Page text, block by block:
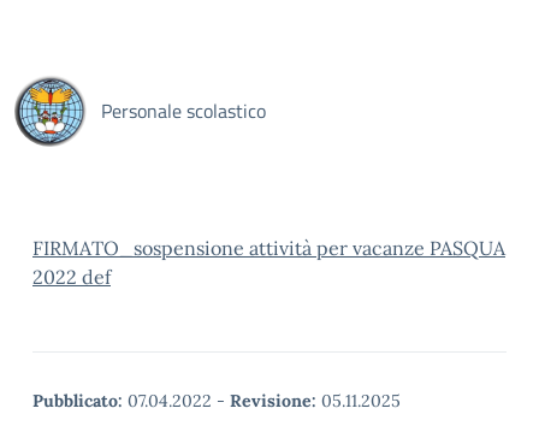
Personale scolastico
FIRMATO_sospensione attività per vacanze PASQUA
2022 def
Pubblicato: 07.04.2022 - Revisione: 05.11.2025